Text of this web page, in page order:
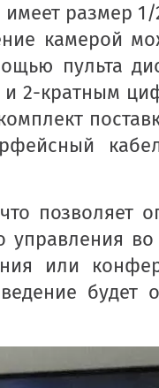
имеет размер
камерой
пульта
2-кратным
позволяет
или
будет